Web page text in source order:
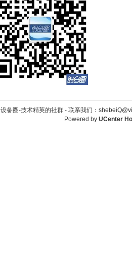
设备圈-技术精英的社群 - 联系我们：
Powered by UCenter